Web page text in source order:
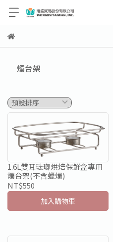
燭台架
1.6L雙耳琺瑯烘焙保鮮盒專用
燭台架(不含蠟燭)
NT$550
加入購物車